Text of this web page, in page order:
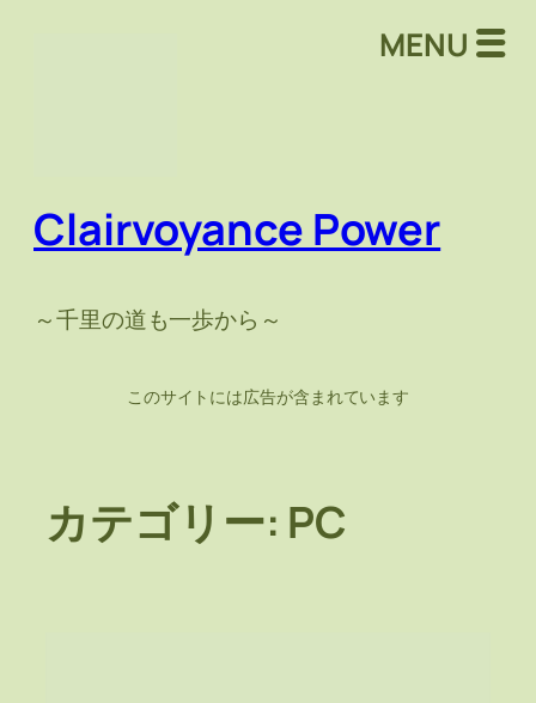
Clairvoyance Power
～千里の道も一歩から～
このサイトには広告が含まれています
カテゴリー: PC
MENU